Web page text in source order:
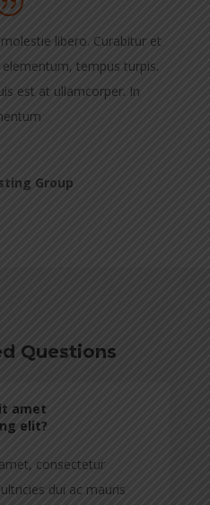
libero. Curabitur et
tempus turpis.
est at ullamcorper. In
Group
Questions
amet
elit?
consectetur
dui ac mauris